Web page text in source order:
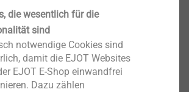
führen nicht selten dazu, dass
Montagephasen ungewollte
auftreten. Heißt konkret, dass die
über mehrere Tage oder Wochen
obwohl der Werkstoff hierfür nicht
wird es, wenn die Schrauben
die wesentlich für die
sind
notwendige Cookies sind
damit die EJOT Websites
EJOT E-Shop einwandfrei
Dazu zählen